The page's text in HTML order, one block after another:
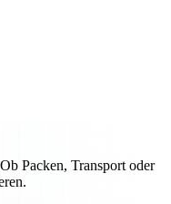
Packen, Transport oder